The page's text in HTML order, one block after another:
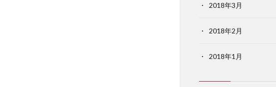
2018年3月
2018年2月
2018年1月